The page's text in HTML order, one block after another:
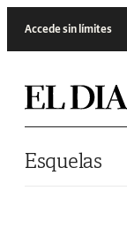
Accede sin límites
Esquelas